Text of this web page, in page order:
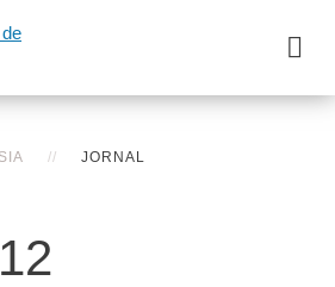
JORNAL